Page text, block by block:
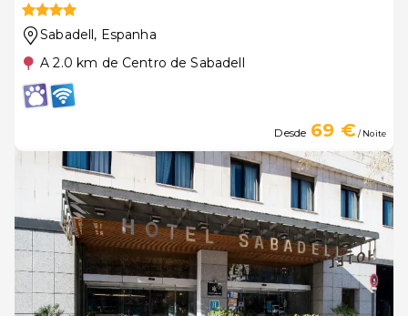
Sabadell, Espanha
A 2.0 km de Centro de Sabadell
Desde 69 €/ Noite